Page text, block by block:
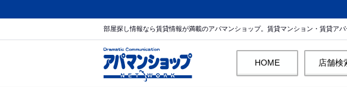
部屋探し情報なら賃貸情報が満載のアパマンショップ。賃貸マンション・賃貸アパ
HOME 店舗検